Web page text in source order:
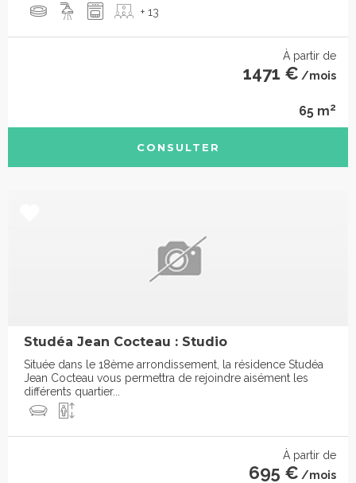
+ 13
À partir de
1471 € /mois
65 m2
CONSULTER
Studéa Jean Cocteau : Studio
Située dans le 18ème arrondissement, la résidence Studéa
Jean Cocteau vous permettra de rejoindre aisément les
différents quartier...
À partir de
695 € /mois